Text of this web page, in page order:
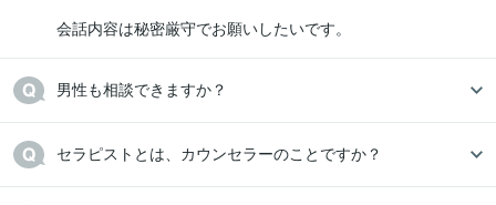
会話内容は秘密厳守でお願いしたいです。
男性も相談できますか？
セラピストとは、カウンセラーのことですか？